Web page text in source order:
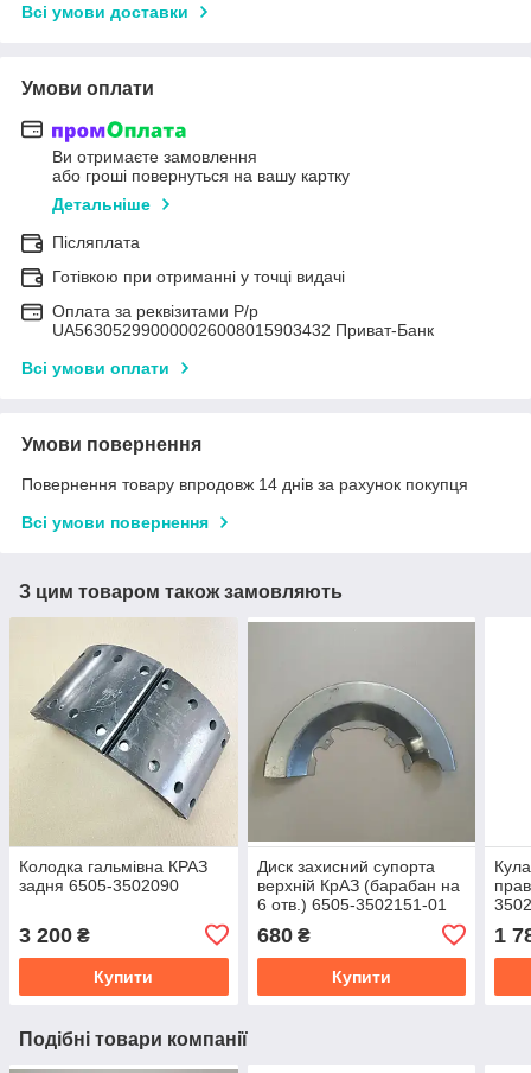
Всі умови доставки
Умови оплати
Ви отримаєте замовлення
або гроші повернуться на вашу картку
Детальніше
Післяплата
Готівкою при отриманні у точці видачі
Оплата за реквізитами Р/р
UA563052990000026008015903432 Приват-Банк
Всі умови оплати
Умови повернення
Повернення товару впродовж 14 днів за рахунок покупця
Всі умови повернення
З цим товаром також замовляють
Колодка гальмівна КРАЗ
задня 6505-3502090
3 200 ₴
Купити
Диск захисний супорта
верхній КрАЗ (барабан на
6 отв.) 6505-3502151-01
680₴
Купити
1
Подібні товари компанії